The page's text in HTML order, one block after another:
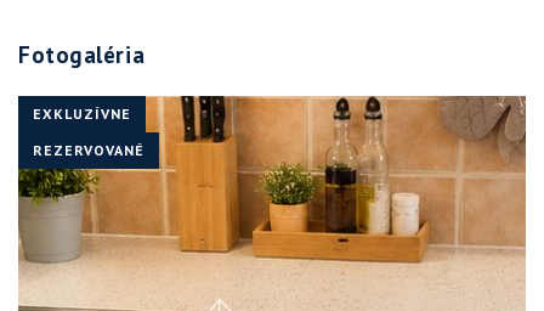
Fotogaléria
EXKLUZÍVNE
REZERVOVANÉ